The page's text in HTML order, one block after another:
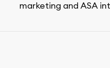
marketing and ASA